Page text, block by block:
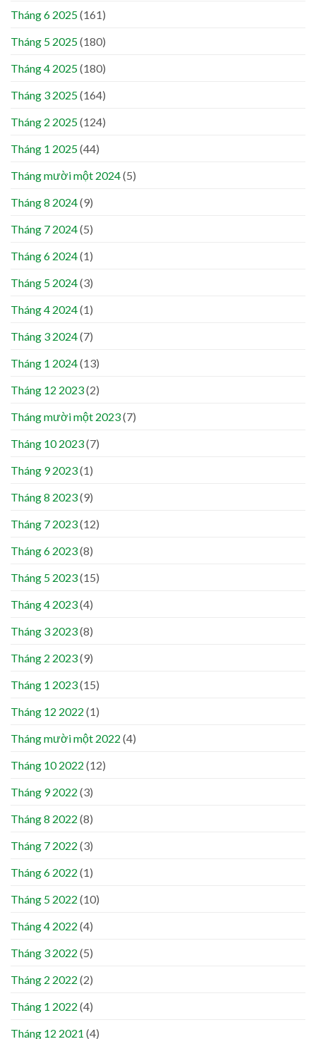
Tháng 6 2025(161)
Tháng 5 2025(180)
Tháng 4 2025(180)
Tháng 3 2025(164)
Tháng 2 2025(124)
Tháng 1 2025(44)
Tháng mười một 2024(5)
Tháng 8 2024(9)
Tháng 7 2024(5)
Tháng 6 2024(1)
Tháng 5 2024(3)
Tháng 4 2024(1)
Tháng 3 2024(7)
Tháng 1 2024(13)
Tháng 12 2023(2)
Tháng mười một 2023(7)
Tháng 10 2023(7)
Tháng 9 2023(1)
Tháng 8 2023(9)
Tháng 7 2023(12)
Tháng 6 2023(8)
Tháng 5 2023(15)
Tháng 4 2023(4)
Tháng 3 2023(8)
Tháng 2 2023(9)
Tháng 1 2023(15)
Tháng 12 2022 (1)
Tháng mười một 2022 (4)
Tháng 10 2022 (12)
Tháng 9 2022 (3)
Tháng 8 2022 (8)
Tháng 7 2022 (3)
Tháng 6 2022 (1)
Tháng 5 2022 (10)
Tháng 4 2022 (4)
Tháng 3 2022 (5)
Tháng 2 2022 (2)
Tháng 1 2022 (4)
Tháng 12 2021 (4)